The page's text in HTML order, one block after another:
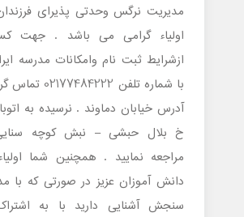
مدیریت نرگس وحدتی پذیرای
اولیاء گرامی می باشد . جهت
ازشرایط ثبت نام وامکانات مدرسه
با شماره تلفن
آدرس خیابان دماوند . نرسیده به
مراجعه نمایید . همچنین شما
دانش آموزان عزیز در صورتی که با
سنجش آشنایی دارید با به